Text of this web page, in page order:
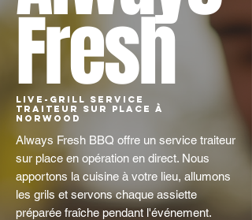
Fresh
Live-Grill Service
traiteur sur place à
Norwood
Always Fresh BBQ offre un service traiteur
sur place en opération en direct. Nous
apportons la cuisine à votre lieu, allumons
les grils et servons chaque assiette
préparée fraîche pendant l'événement.